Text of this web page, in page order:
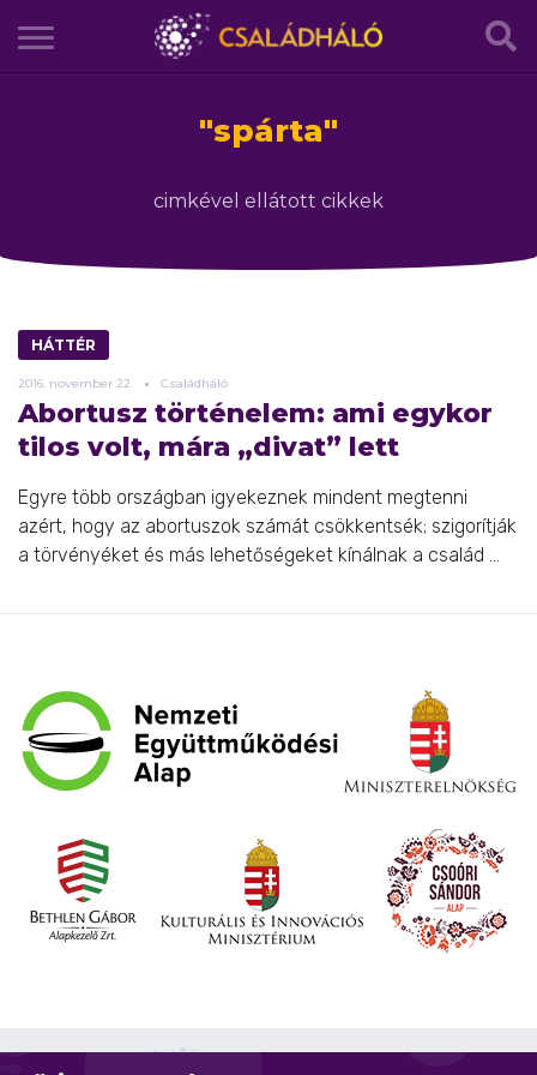
"spárta"
cimkével ellátott cikkek
HÁTTÉR
2016. november 22. Családháló
Abortusz történelem: ami egykor
tilos volt, mára „divat” lett
Egyre több országban igyekeznek mindent megtenni
azért, hogy az abortuszok számát csökkentsék; szigorítják
a törvényéket és más lehetőségeket kínálnak a család ...